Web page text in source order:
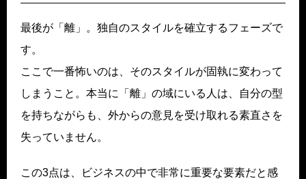
最後が「離」。独自のスタイルを確立するフェーズで
す。
ここで一番怖いのは、そのスタイルが固執に変わって
しまうこと。本当に「離」の域にいる人は、自分の型
を持ちながらも、外からの意見を受け取れる素直さを
失っていません。
この3点は、ビジネスの中で非常に重要な要素だと感